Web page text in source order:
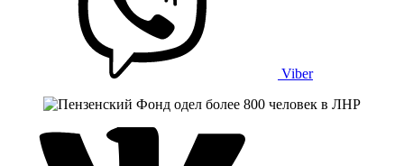
Viber